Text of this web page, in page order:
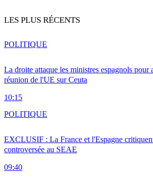
LES PLUS RÉCENTS
La droite attaque les ministres espagnols pour
réunion de l'UE sur Ceuta
10:15
POLITIQUE
EXCLUSIF : La France et l'Espagne
controversée au SEAE
09:40
POLITIQUE